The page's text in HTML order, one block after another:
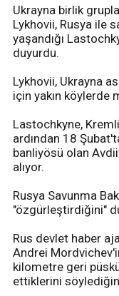
Ukrayna birlik
Lykhovii, Rusya ile
yaşandığı
duyurdu.
Lykhovii, Ukrayna
için yakın köylerde
Lastochkyne,
ardından 18
banliyösü olan
alıyor.
Rusya Savunma
"özgürleştirdiğini"
Rus devlet haber
Andrei
kilometre geri
ettiklerini